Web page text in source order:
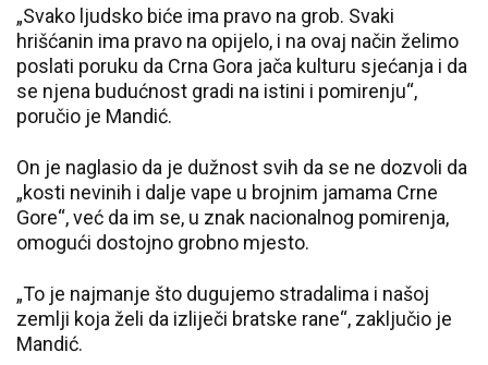
„Svako ljudsko biće ima pravo na grob. Svaki
hrišćanin ima pravo na opijelo, i na ovaj način želimo
poslati poruku da Crna Gora jača kulturu sjećanja i da
se njena budućnost gradi na istini i pomirenju“,
poručio je Mandić.
On je naglasio da je dužnost svih da se ne dozvoli da
„kosti nevinih i dalje vape u brojnim jamama Crne
Gore“, već da im se, u znak nacionalnog pomirenja,
omogući dostojno grobno mjesto.
„To je najmanje što dugujemo stradalima i našoj
zemlji koja želi da izliječi bratske rane“, zaključio je
Mandić.